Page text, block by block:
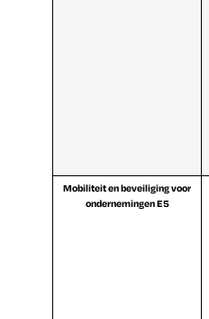
Mobiliteit en beveiliging voor
ondernemingen E5